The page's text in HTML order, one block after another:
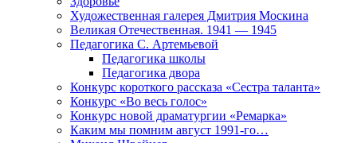
Художественная галерея Дмитрия Москина
Великая Отечественная. 1941 — 1945
Педагогика С. Артемьевой
Педагогика школы
Педагогика двора
Конкурс короткого рассказа «Сестра таланта»
Конкурс «Во весь голос»
Конкурс новой драматургии «Ремарка»
Каким мы помним август 1991-го…